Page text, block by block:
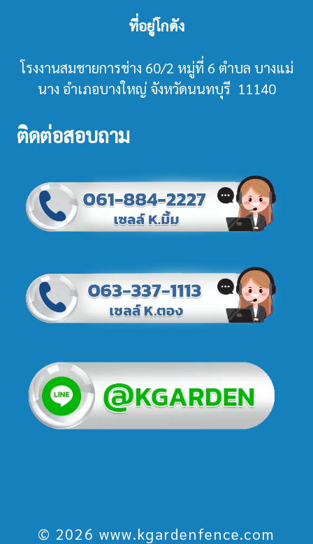
ที่อยู่โกดัง
โรงงานสมชายการช่าง 60/2 หมู่ที่ 6 ตำบล บางแม่
นาง อำเภอบางใหญ่ จังหวัดนนทบุรี 11140
ติดต่อสอบถาม
© 2026 www.kgardenfence.com